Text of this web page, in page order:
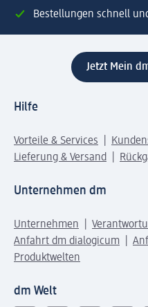
Bestellungen schnell
Jetzt Mein
Hilfe
Vorteile & Services
Lieferung & Versand
Unternehmen dm
Unternehmen
Anfahrt dm dialogicum
Produktwelten
dm Welt